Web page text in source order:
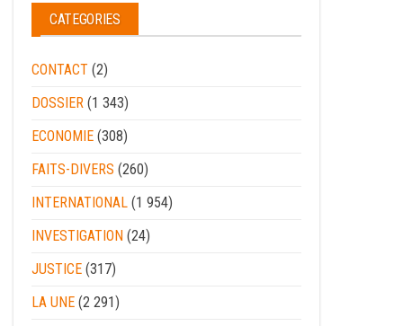
CATEGORIES
CONTACT (2)
DOSSIER (1 343)
ECONOMIE (308)
FAITS-DIVERS (260)
INTERNATIONAL (1 954)
INVESTIGATION (24)
JUSTICE (317)
LA UNE (2 291)